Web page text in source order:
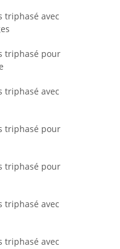
triphasé avec
triphasé pour
triphasé avec
triphasé pour
triphasé pour
triphasé avec
triphasé avec